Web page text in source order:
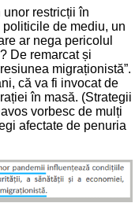
restricții în
de mediu, un
ar nega pericolul
De remarcat și
migraționistă”.
că va fi invocat de
în masă. (Strategii
vorbesc de mulți
afectate de penuria